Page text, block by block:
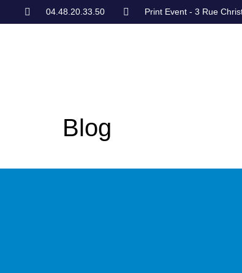
04.48.20.33.50 Print Event - 3 Rue
Blog